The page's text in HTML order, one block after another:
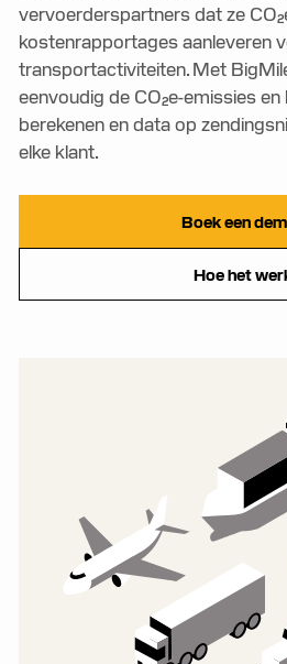
vervoerderspartners dat ze
kostenrapportages aanleveren
transportactiviteiten. Met
eenvoudig de CO₂e-emissies
berekenen en data op
elke klant.
Boek een
Hoe het